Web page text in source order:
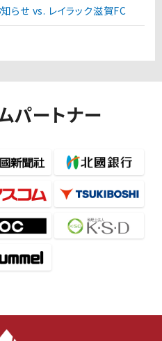
らせ vs. レイラック滋賀FC
パートナー